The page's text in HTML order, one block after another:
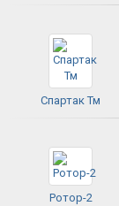
Спартак Тм
Ротор-2